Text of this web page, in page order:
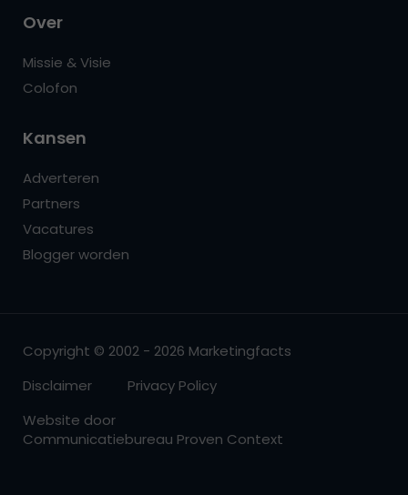
Over
Missie & Visie
Colofon
Kansen
Adverteren
Partners
Vacatures
Blogger worden
Copyright © 2002 - 2026 Marketingfacts
Disclaimer
Privacy Policy
Website door
Communicatiebureau Proven Context